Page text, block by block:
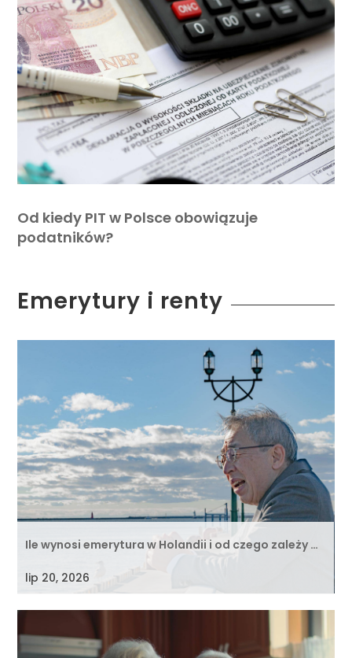
Od kiedy PIT w Polsce obowiązuje
podatników?
Emerytury i renty
Ile wynosi emerytura w Holandii i od czego zależy …
lip 20, 2026